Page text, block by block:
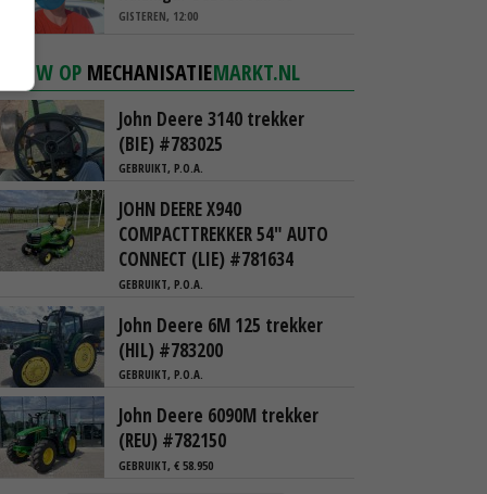
ambassade mag zelf groente
GISTEREN, 12:00
NIEUW OP MECHANISATIEMARKT.NL
John Deere 3140 trekker
(BIE) #783025
GEBRUIKT, P.O.A.
JOHN DEERE X940
COMPACTTREKKER 54" AUTO
CONNECT (LIE) #781634
GEBRUIKT, P.O.A.
John Deere 6M 125 trekker
(HIL) #783200
GEBRUIKT, P.O.A.
John Deere 6090M trekker
(REU) #782150
GEBRUIKT, € 58.950